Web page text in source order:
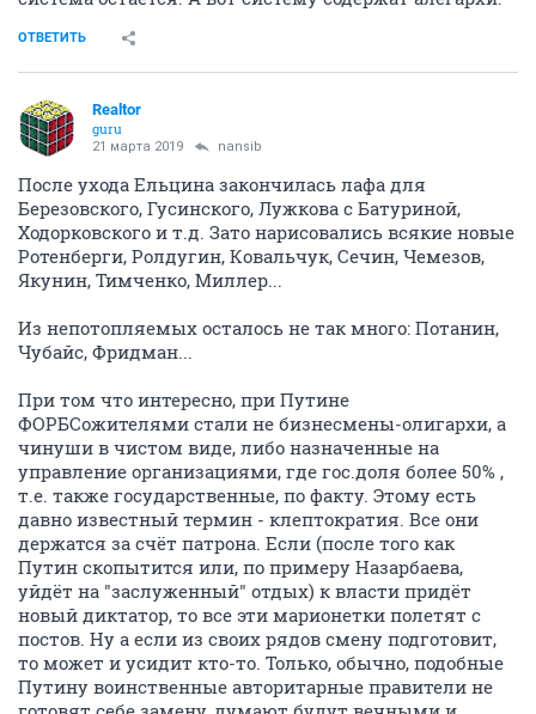
ОТВЕТИТЬ
Realtor
guru
21 марта 2019 nansib
После ухода Ельцина закончилась лафа для
Березовского, Гусинского, Лужкова с Батуриной,
Ходорковского и т.д. Зато нарисовались всякие новые
Ротенберги, Ролдугин, Ковальчук, Сечин, Чемезов,
Якунин, Тимченко, Миллер...
Из непотопляемых осталось не так много: Потанин,
Чубайс, Фридман...
При том что интересно, при Путине
ФОРБСожителями стали не бизнесмены-олигархи, а
чинуши в чистом виде, либо назначенные на
управление организациями, где гос.доля более 50% ,
т.е. также государственные, по факту. Этому есть
давно известный термин - клептократия. Все они
держатся за счёт патрона. Если (после того как
Путин скопытится или, по примеру Назарбаева,
уйдёт на "заслуженный" отдых) к власти придёт
новый диктатор, то все эти марионетки полетят с
постов. Ну а если из своих рядов смену подготовит,
то может и усидит кто-то. Только, обычно, подобные
Путину воинственные авторитарные правители не